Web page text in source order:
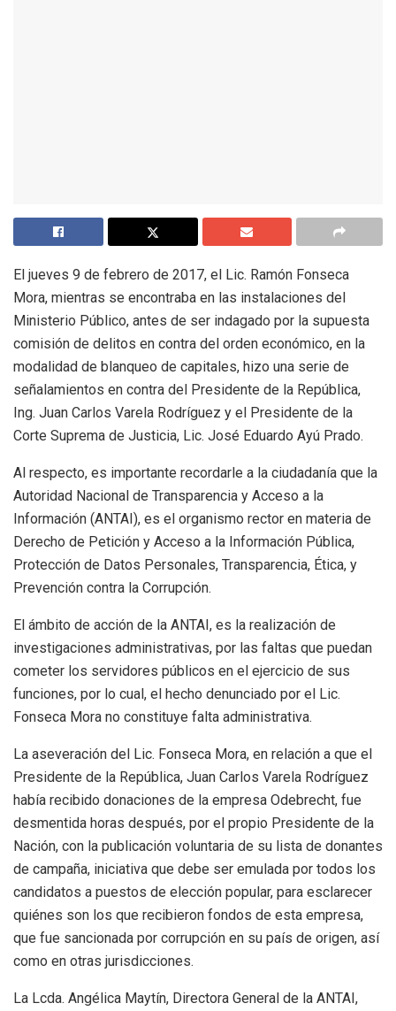
El jueves 9 de febrero de 2017, el Lic. Ramón Fonseca
Mora, mientras se encontraba en las instalaciones del
Ministerio Público, antes de ser indagado por la supuesta
comisión de delitos en contra del orden económico, en la
modalidad de blanqueo de capitales, hizo una serie de
señalamientos en contra del Presidente de la República,
Ing. Juan Carlos Varela Rodríguez y el Presidente de la
Corte Suprema de Justicia, Lic. José Eduardo Ayú Prado.
Al respecto, es importante recordarle a la ciudadanía que la
Autoridad Nacional de Transparencia y Acceso a la
Información (ANTAI), es el organismo rector en materia de
Derecho de Petición y Acceso a la Información Pública,
Protección de Datos Personales, Transparencia, Ética, y
Prevención contra la Corrupción.
El ámbito de acción de la ANTAI, es la realización de
investigaciones administrativas, por las faltas que puedan
cometer los servidores públicos en el ejercicio de sus
funciones, por lo cual, el hecho denunciado por el Lic.
Fonseca Mora no constituye falta administrativa.
La aseveración del Lic. Fonseca Mora, en relación a que el
Presidente de la República, Juan Carlos Varela Rodríguez
había recibido donaciones de la empresa Odebrecht, fue
desmentida horas después, por el propio Presidente de la
Nación, con la publicación voluntaria de su lista de donantes
de campaña, iniciativa que debe ser emulada por todos los
candidatos a puestos de elección popular, para esclarecer
quiénes son los que recibieron fondos de esta empresa,
que fue sancionada por corrupción en su país de origen, así
como en otras jurisdicciones.
La Lcda. Angélica Maytín, Directora General de la ANTAI,